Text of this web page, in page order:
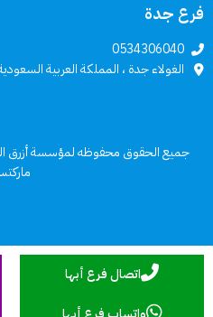
فرع جدة
0534306040
الغولاء جدة ، المملكة العربية
جميع الحقوق محفوظه لمؤسسة أزرق
اتصال فرع أبها